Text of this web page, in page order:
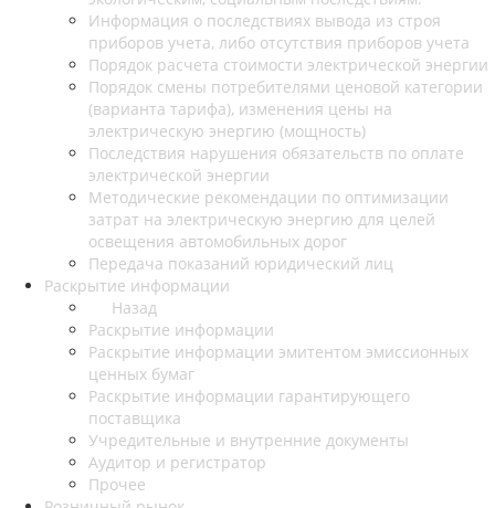
Информация о последствиях вывода из строя
приборов учета, либо отсутствия приборов учета
Порядок расчета стоимости электрической энергии
Порядок смены потребителями ценовой категории
(варианта тарифа), изменения цены на
электрическую энергию (мощность)
Последствия нарушения обязательств по оплате
электрической энергии
Методические рекомендации по оптимизации
затрат на электрическую энергию для целей
освещения автомобильных дорог
Передача показаний юридический лиц
Раскрытие информации
Назад
Раскрытие информации
Раскрытие информации эмитентом эмиссионных
ценных бумаг
Раскрытие информации гарантирующего
поставщика
Учредительные и внутренние документы
Аудитор и регистратор
Прочее